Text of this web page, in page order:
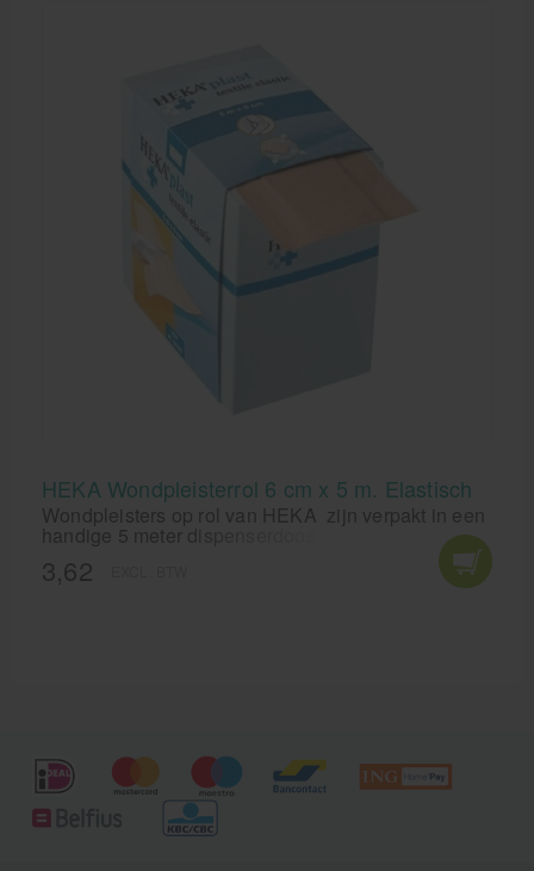
HEKA Wondpleisterrol 6 cm x 5 m. Elastisch
Wondpleisters op rol van HEKA zijn verpakt in een
handige 5 meter dispenserdoos en eenvoudig op
maat te knippen. Het wondkussen van de HEKA
pleisterrol hecht niet aan de wond en laat zich
3,62